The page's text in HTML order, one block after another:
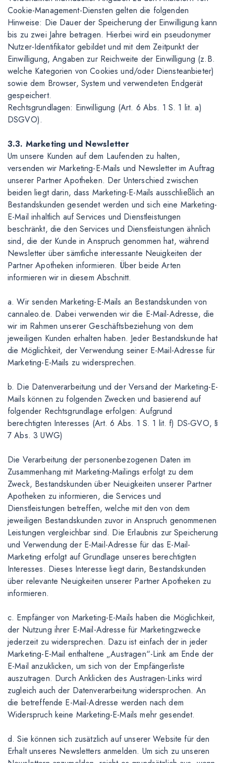
Cookie-Management-Diensten gelten die folgenden
Hinweise: Die Dauer der Speicherung der Einwilligung kann
bis zu zwei Jahre betragen. Hierbei wird ein pseudonymer
Nutzer-Identifikator gebildet und mit dem Zeitpunkt der
Einwilligung, Angaben zur Reichweite der Einwilligung (z.B.
welche Kategorien von Cookies und/oder Diensteanbieter)
sowie dem Browser, System und verwendeten Endgerät
gespeichert.
Rechtsgrundlagen: Einwilligung (Art. 6 Abs. 1 S. 1 lit. a)
DSGVO).
3.3. Marketing und Newsletter
Um unsere Kunden auf dem Laufenden zu halten,
versenden wir Marketing-E-Mails und Newsletter im Auftrag
unserer Partner Apotheken. Der Unterschied zwischen
beiden liegt darin, dass Marketing-E-Mails ausschließlich an
Bestandskunden gesendet werden und sich eine Marketing-
E-Mail inhaltlich auf Services und Dienstleistungen
beschränkt, die den Services und Dienstleistungen ähnlich
sind, die der Kunde in Anspruch genommen hat, während
Newsletter über sämtliche interessante Neuigkeiten der
Partner Apotheken informieren. Über beide Arten
informieren wir in diesem Abschnitt.
a. Wir senden Marketing-E-Mails an Bestandskunden von
cannaleo.de. Dabei verwenden wir die E-Mail-Adresse, die
wir im Rahmen unserer Geschäftsbeziehung von dem
jeweiligen Kunden erhalten haben. Jeder Bestandskunde hat
die Möglichkeit, der Verwendung seiner E-Mail-Adresse für
Marketing-E-Mails zu widersprechen.
b. Die Datenverarbeitung und der Versand der Marketing-E-
Mails können zu folgenden Zwecken und basierend auf
folgender Rechtsgrundlage erfolgen: Aufgrund
berechtigten Interesses (Art. 6 Abs. 1 S. 1 lit. f) DS-GVO, §
7 Abs. 3 UWG)
Die Verarbeitung der personenbezogenen Daten im
Zusammenhang mit Marketing-Mailings erfolgt zu dem
Zweck, Bestandskunden über Neuigkeiten unserer Partner
Apotheken zu informieren, die Services und
Dienstleistungen betreffen, welche mit den von dem
jeweiligen Bestandskunden zuvor in Anspruch genommenen
Leistungen vergleichbar sind. Die Erlaubnis zur Speicherung
und Verwendung der E-Mail-Adresse für das E-Mail-
Marketing erfolgt auf Grundlage unseres berechtigten
Interesses. Dieses Interesse liegt darin, Bestandskunden
über relevante Neuigkeiten unserer Partner Apotheken zu
informieren.
c. Empfänger von Marketing-E-Mails haben die Möglichkeit,
der Nutzung ihrer E-Mail-Adresse für Marketingzwecke
jederzeit zu widersprechen. Dazu ist einfach der in jeder
Marketing-E-Mail enthaltene „Austragen“-Link am Ende der
E-Mail anzuklicken, um sich von der Empfängerliste
auszutragen. Durch Anklicken des Austragen-Links wird
zugleich auch der Datenverarbeitung widersprochen. An
die betreffende E-Mail-Adresse werden nach dem
Widerspruch keine Marketing-E-Mails mehr gesendet.
d. Sie können sich zusätzlich auf unserer Website für den
Erhalt unseres Newsletters anmelden. Um sich zu unseren